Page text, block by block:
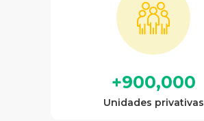
+900,000
Unidades privativas